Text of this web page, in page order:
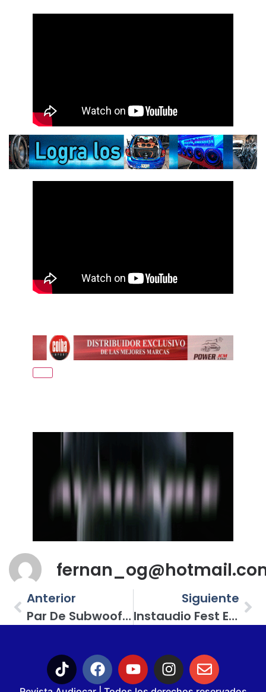
Anterior
Par De Subwoofers JL Audio Para La Cheyenne; Para Lograr Esos Bajos Que A Todos Emocionan
Siguiente
Instaudio Fest En Mazatlán, Sinaloa; ¡una Gran Fiesta De Puro Car Audio!